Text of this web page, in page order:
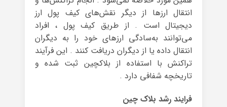
انتقال ارزها از دیگر نقش‌های کیف پول ارز
دیجیتال است . از طریق کیف پول ، افراد
می‌توانند به‌سادگی ارزهای خود را به دیگران
انتقال داده یا از دیگران دریافت کنند . این فرآیند
تراکنش با استفاده از بلاکچین ثبت شده و
تاریخچه شفافی دارد .
فرایند رشد بلاک چین